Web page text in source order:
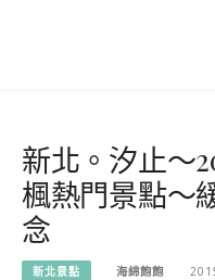
新北。汐止～
楓熱門景點～
念
新北景點 海綿飽飽